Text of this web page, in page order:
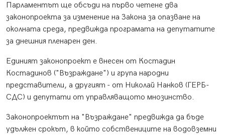
Парламентът ще обсъди на първо четене два
законопроекта за изменение на Закона за опазване на
околната среда, предвижда програмата на депутатите
за днешния пленарен ден.
Единият законопроект е внесен от Костадин
Костадинов ("Възраждане") и група народни
представители, а другият - от Николай Нанков (ГЕРБ-
СДС) и депутати от управляващото мнозинство.
Законопроектът на "Възраждане" предвижда да бъде
удължен срокът, в който собствениците на водовземни